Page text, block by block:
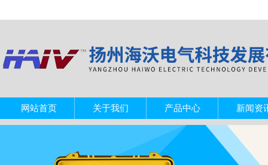
网站首页 关于我们 产品中心 新闻资